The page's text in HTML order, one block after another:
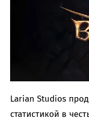
Larian Studios
статистикой в